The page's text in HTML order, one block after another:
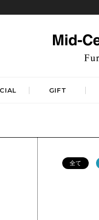
GIFT
ダイニングテーブル
コーヒーテーブル
サイドテーブル
デスク&ビューロ
LIGHTING
シーリングライト
DINING
全て